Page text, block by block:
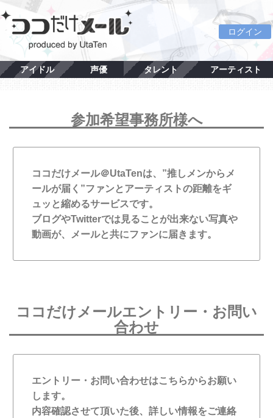
ログイン
アイドル 声優 タレント アーティスト
参加希望事務所様へ
ココだけメール＠UtaTenは、”推しメンからメ
ールが届く”ファンとアーティストの距離をギ
ュッと縮めるサービスです。
ブログやTwitterでは見ることが出来ない写真や
動画が、メールと共にファンに届きます。
ココだけメールエントリー・お問い
合わせ
エントリー・お問い合わせはこちらからお願い
します。
内容確認させて頂いた後、詳しい情報をご連絡